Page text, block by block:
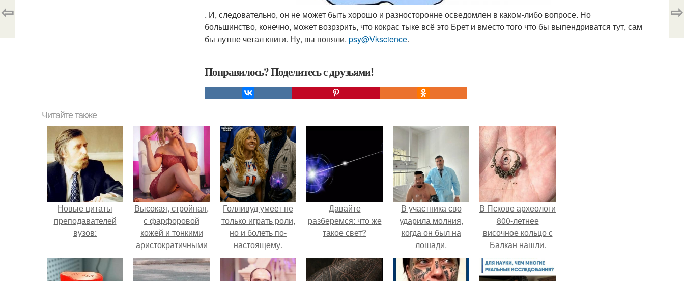
. И, следовательно, он не может быть хорошо и разносторонне осведомлен в каком-либо вопросе. Но
большинство, конечно, может возрзрить, что кокрас тыке всё это Брет и вместо того что бы выпендриватся тут, сам
бы лутше четал книги. Ну, вы поняли. psy@Vkscience.
Понравилось? Поделитесь с друзьями!
⇦ ⇨
Читайте также
Новые цитаты
преподавателей
вузов:
Высокая, стройная,
с фарфоровой
кожей и тонкими
аристократичными
чертами, эль
выглядит так, будто
Голливуд умеет не
только играть роли,
но и болеть по-
настоящему.
Давайте
разберемся: что же
такое свет?
В участника сво
ударила молния,
когда он был на
лошади.
В Пскове археологи
800-летнее
височное кольцо с
Балкан нашли.